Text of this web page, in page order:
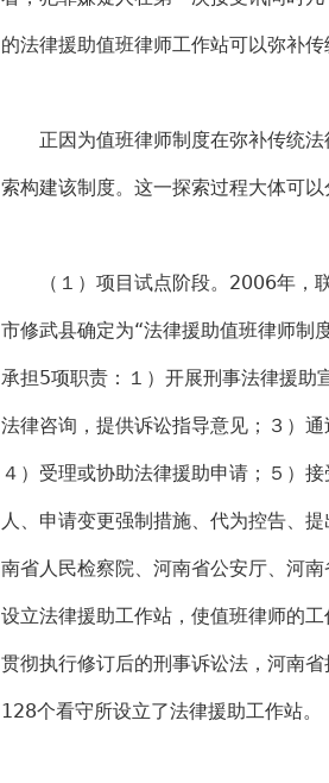
的法律援助值班律师工作站可以弥补
正因为值班律师制度在弥补传统法
索构建该制度。这一探索过程大体可
（１）项目试点阶段。2006年，联
市修武县确定为“法律援助值班律师制
承担5项职责：１）开展刑事法律援助
法律咨询，提供诉讼指导意见；３）
４）受理或协助法律援助申请；５）
人、申请变更强制措施、代为控告、
南省人民检察院、河南省公安厅、河
设立法律援助工作站，使值班律师的
贯彻执行修订后的刑事诉讼法，河南
128个看守所设立了法律援助工作站。